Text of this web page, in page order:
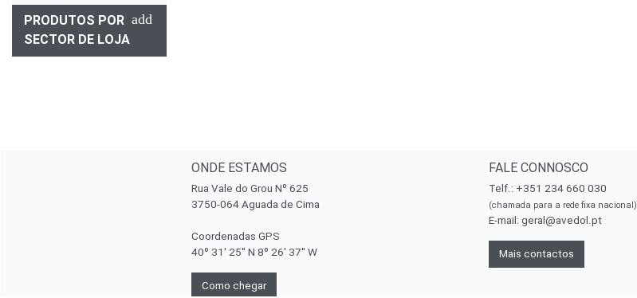
PRODUTOS POR
SECTOR DE LOJA
add
ONDE ESTAMOS
Rua Vale do Grou Nº 625
3750-064 Aguada de Cima
Coordenadas GPS
40º 31' 25'' N 8º 26' 37'' W
Como chegar
FALE CONNOSCO
Telf.: +351 234 660 030
(chamada para a rede fixa nacional)
E-mail: geral@avedol.pt
Mais contactos